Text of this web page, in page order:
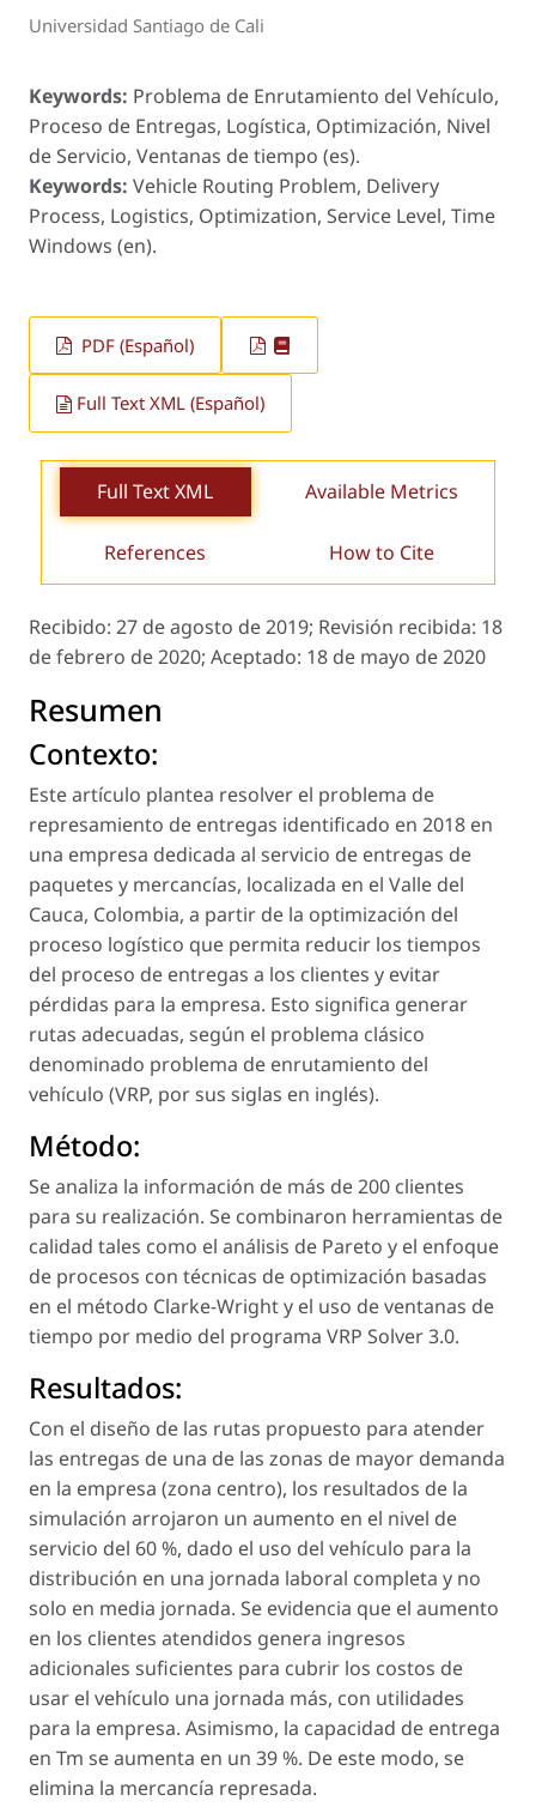
Universidad Santiago de Cali
Keywords: Problema de Enrutamiento del Vehículo,
Proceso de Entregas, Logística, Optimización, Nivel
de Servicio, Ventanas de tiempo (es).
Keywords: Vehicle Routing Problem, Delivery
Process, Logistics, Optimization, Service Level, Time
Windows (en).
PDF (Español)
Full Text XML (Español)
Full Text XML Available Metrics
References How to Cite
Recibido: 27 de agosto de 2019; Revisión recibida: 18
de febrero de 2020; Aceptado: 18 de mayo de 2020
Resumen
Contexto:
Este artículo plantea resolver el problema de
represamiento de entregas identificado en 2018 en
una empresa dedicada al servicio de entregas de
paquetes y mercancías, localizada en el Valle del
Cauca, Colombia, a partir de la optimización del
proceso logístico que permita reducir los tiempos
del proceso de entregas a los clientes y evitar
pérdidas para la empresa. Esto significa generar
rutas adecuadas, según el problema clásico
denominado problema de enrutamiento del
vehículo (VRP, por sus siglas en inglés).
Método:
Se analiza la información de más de 200 clientes
para su realización. Se combinaron herramientas de
calidad tales como el análisis de Pareto y el enfoque
de procesos con técnicas de optimización basadas
en el método Clarke-Wright y el uso de ventanas de
tiempo por medio del programa VRP Solver 3.0.
Resultados:
Con el diseño de las rutas propuesto para atender
las entregas de una de las zonas de mayor demanda
en la empresa (zona centro), los resultados de la
simulación arrojaron un aumento en el nivel de
servicio del 60 %, dado el uso del vehículo para la
distribución en una jornada laboral completa y no
solo en media jornada. Se evidencia que el aumento
en los clientes atendidos genera ingresos
adicionales suficientes para cubrir los costos de
usar el vehículo una jornada más, con utilidades
para la empresa. Asimismo, la capacidad de entrega
en Tm se aumenta en un 39 %. De este modo, se
elimina la mercancía represada.